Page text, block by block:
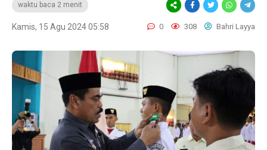
waktu baca 2 menit
Kamis, 15 Agu 2024 05:58 0 308 Bahri Layya